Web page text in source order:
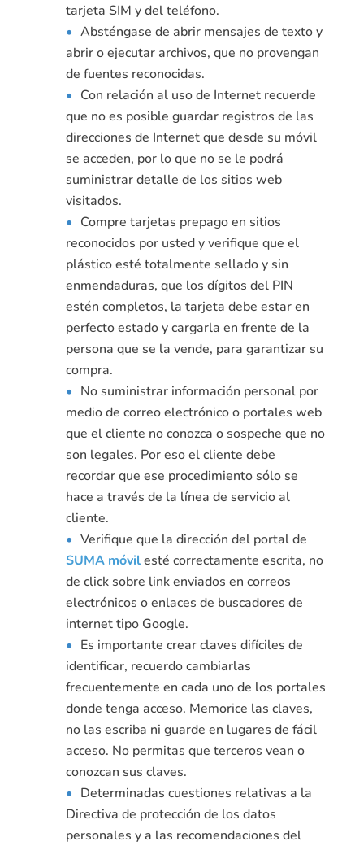
tarjeta SIM y del teléfono.
Absténgase de abrir mensajes de texto y
abrir o ejecutar archivos, que no provengan
de fuentes reconocidas.
Con relación al uso de Internet recuerde
que no es posible guardar registros de las
direcciones de Internet que desde su móvil
se acceden, por lo que no se le podrá
suministrar detalle de los sitios web
visitados.
Compre tarjetas prepago en sitios
reconocidos por usted y verifique que el
plástico esté totalmente sellado y sin
enmendaduras, que los dígitos del PIN
estén completos, la tarjeta debe estar en
perfecto estado y cargarla en frente de la
persona que se la vende, para garantizar su
compra.
No suministrar información personal por
medio de correo electrónico o portales web
que el cliente no conozca o sospeche que no
son legales. Por eso el cliente debe
recordar que ese procedimiento sólo se
hace a través de la línea de servicio al
cliente.
Verifique que la dirección del portal de
SUMA móvilesté correctamente escrita, no
de click sobre link enviados en correos
electrónicos o enlaces de buscadores de
internet tipo Google.
Es importante crear claves difíciles de
identificar, recuerdo cambiarlas
frecuentemente en cada uno de los portales
donde tenga acceso. Memorice las claves,
no las escriba ni guarde en lugares de fácil
acceso. No permitas que terceros vean o
conozcan sus claves.
Determinadas cuestiones relativas a la
Directiva de protección de los datos
personales y a las recomendaciones del